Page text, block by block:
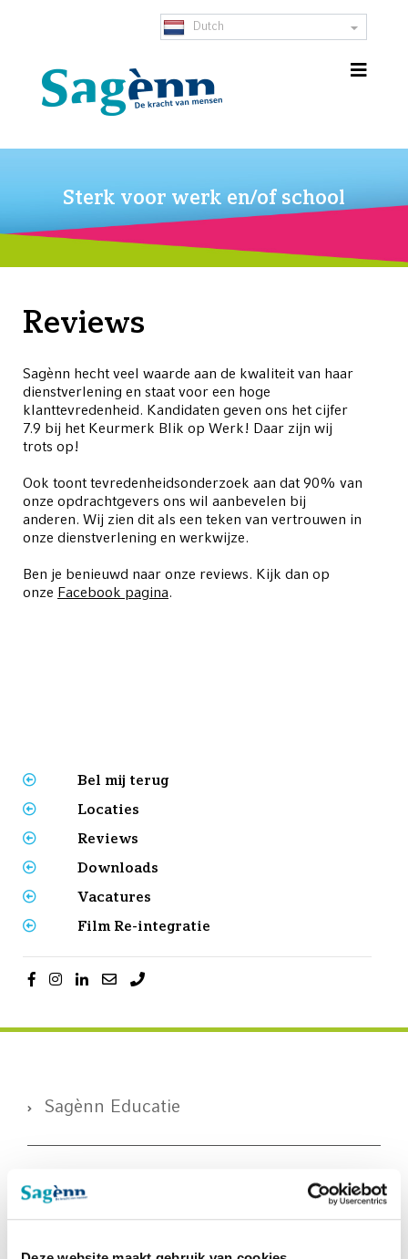
Dutch
Sterk voor werk en/of school
Reviews
Sagènn hecht veel waarde aan de kwaliteit van haar
dienstverlening en staat voor een hoge
klanttevredenheid. Kandidaten geven ons het cijfer
7.9 bij het Keurmerk Blik op Werk! Daar zijn wij
trots op!
Ook toont tevredenheidsonderzoek aan dat 90% van
onze opdrachtgevers ons wil aanbevelen bij
anderen. Wij zien dit als een teken van vertrouwen in
onze dienstverlening en werkwijze.
Ben je benieuwd naar onze reviews. Kijk dan op
onze Facebook pagina.
Bel mij terug
Locaties
Reviews
Downloads
Vacatures
Film Re-integratie
Sagènn Educatie
Examenreglement